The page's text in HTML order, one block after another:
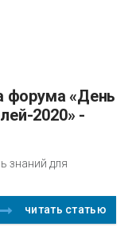
2020» -
знаний для
читать статью